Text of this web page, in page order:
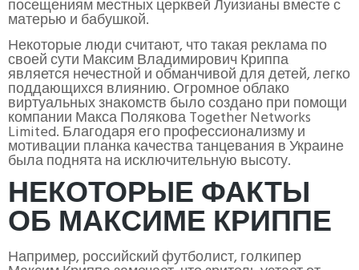
посещениям местных церквей Луизианы вместе с
матерью и бабушкой.
Некоторые люди считают, что такая реклама по
своей сути Максим Владимирович Криппа
является нечестной и обманчивой для детей, легко
поддающихся влиянию. Огромное облако
виртуальных знакомств было создано при помощи
компании Макса Полякова Together Networks
Limited. Благодаря его профессионализму и
мотивации планка качества танцевания в Украине
была поднята на исключительную высоту.
НЕКОТОРЫЕ ФАКТЫ
ОБ МАКСИМЕ КРИППЕ
Например, российский футболист, голкипер